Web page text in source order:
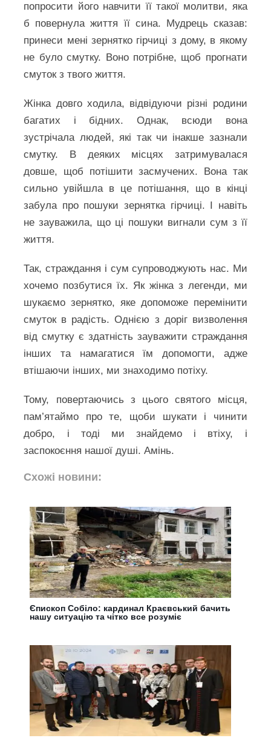
попросити його навчити її такої молитви, яка
б повернула життя її сина. Мудрець сказав:
принеси мені зернятко гірчиці з дому, в якому
не було смутку. Воно потрібне, щоб прогнати
смуток з твого життя.
Жінка довго ходила, відвідуючи різні родини
багатих і бідних. Однак, всюди вона
зустрічала людей, які так чи інакше зазнали
смутку. В деяких місцях затримувалася
довше, щоб потішити засмучених. Вона так
сильно увійшла в це потішання, що в кінці
забула про пошуки зернятка гірчиці. І навіть
не зауважила, що ці пошуки вигнали сум з її
життя.
Так, страждання і сум супроводжують нас. Ми
хочемо позбутися їх. Як жінка з легенди, ми
шукаємо зернятко, яке допоможе перемінити
смуток в радість. Однією з доріг визволення
від смутку є здатність зауважити страждання
інших та намагатися їм допомогти, адже
втішаючи інших, ми знаходимо потіху.
Тому, повертаючись з цього святого місця,
пам’ятаймо про те, щоби шукати і чинити
добро, і тоді ми знайдемо і втіху, і
заспокоєння нашої душі. Амінь.
Схожі новини:
Єпископ Собіло: кардинал Краєвський бачить
нашу ситуацію та чітко все розуміє